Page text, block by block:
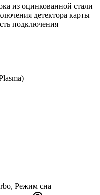
из оцинкованной стали
детектора карты
подключения
Режим сна